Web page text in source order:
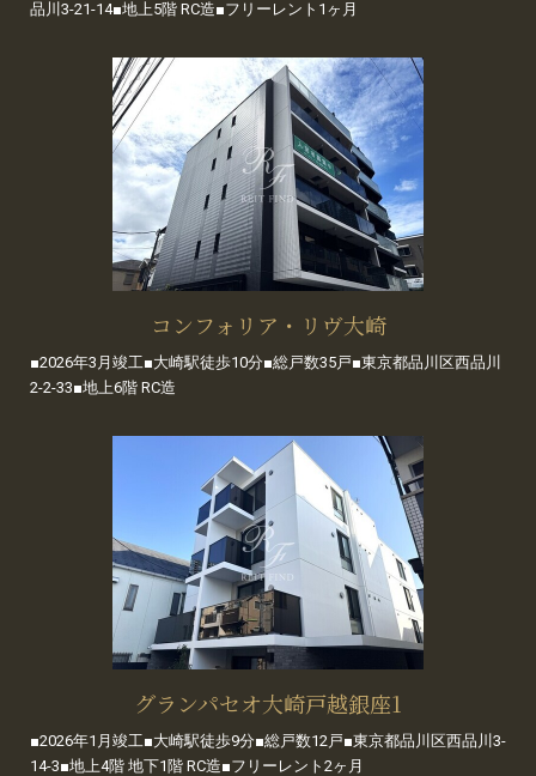
品川3-21-14■地上5階 RC造■フリーレント1ヶ月
コンフォリア・リヴ大崎
■2026年3月竣工■大崎駅徒歩10分■総戸数35戸■東京都品川区西品川
2-2-33■地上6階 RC造
グランパセオ大崎戸越銀座1
■2026年1月竣工■大崎駅徒歩9分■総戸数12戸■東京都品川区西品川3-
14-3■地上4階 地下1階 RC造■フリーレント2ヶ月